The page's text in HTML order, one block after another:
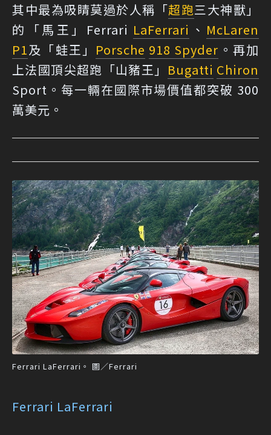
其中最為吸睛莫過於人稱「超跑三大神獸」
的「馬王」Ferrari LaFerrari 、 McLaren
P1及「蛙王」 Porsche 918 Spyder 。再加
上法國頂尖超跑「山豬王」 Bugatti Chiron
Sport。每一輛在國際市場價值都突破 300
萬美元。
Ferrari LaFerrari。 圖／Ferrari
Ferrari LaFerrari